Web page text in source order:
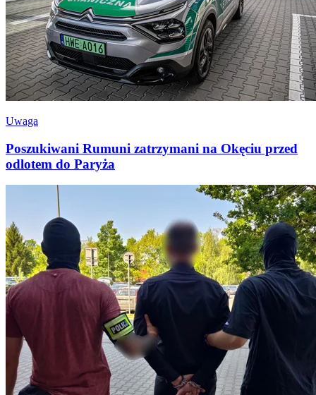
Uwaga
Poszukiwani Rumuni zatrzymani na Okęciu przed
odlotem do Paryża